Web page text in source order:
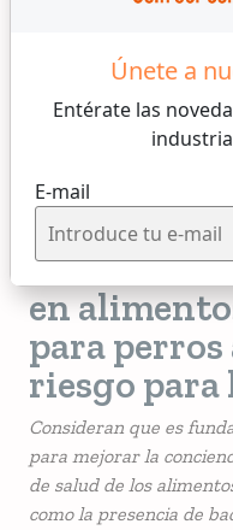
Únete a
Entérate las
E-mail
Sanidad
Jueves, 28 de Mayo,
Bacterias
en
para
riesgo para
Consideran que es
para mejorar la
de salud de los
como la presencia de